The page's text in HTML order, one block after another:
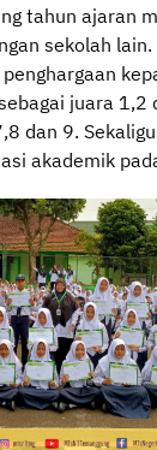
tahun ajaran
sekolah
juara 1,2
dan 9.
akademik